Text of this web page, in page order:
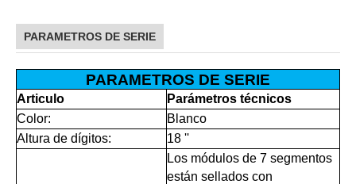
PARAMETROS DE SERIE
PARAMETROS DE SERIE
Articulo
Parámetros técnicos
Color:
Blanco
Altura de dígitos:
18 ''
Los módulos de 7 segmentos
están sellados con